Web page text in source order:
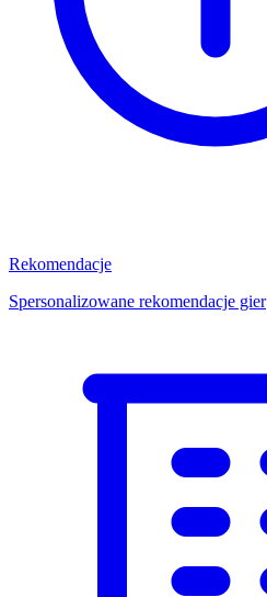
Rekomendacje
Spersonalizowane rekomendacje gier